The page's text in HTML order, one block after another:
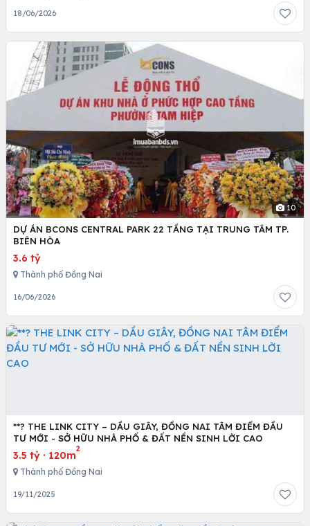
18/06/2026
10
DỰ ÁN BCONS CENTRAL PARK 22 TẦNG TẠI TRUNG TÂM TP.
BIÊN HÒA
3.6 tỷ
Thành phố Đồng Nai
16/06/2026
**? THE LINK CITY – DẦU GIÂY, ĐỒNG NAI TÂM ĐIỂM ĐẦU
TƯ MỚI - SỞ HỮU NHÀ PHỐ & ĐẤT NỀN SINH LỜI CAO
3.5 tỷ · 120m
2
Thành phố Đồng Nai
19/11/2025